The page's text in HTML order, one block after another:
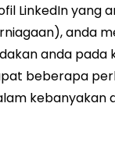
LinkedIn yang
anda
anda pada
beberapa
kebanyakan